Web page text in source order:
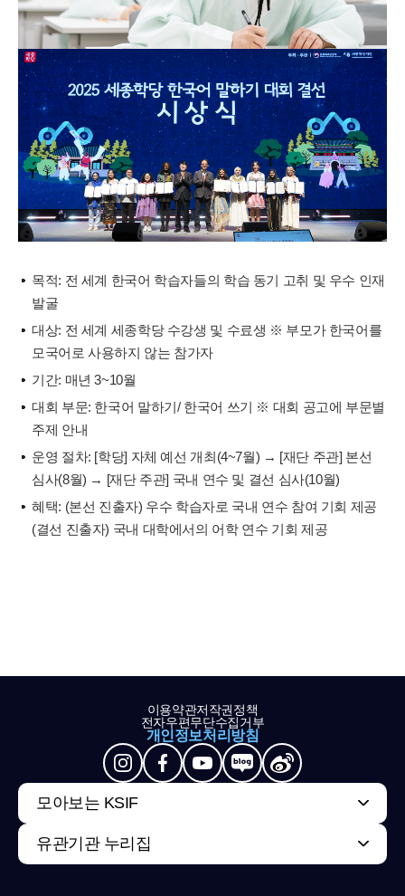
목적: 전 세계 한국어 학습자들의 학습 동기 고취 및 우수 인재
발굴
대상: 전 세계 세종학당 수강생 및 수료생 ※ 부모가 한국어를
모국어로 사용하지 않는 참가자
기간: 매년 3~10월
대회 부문: 한국어 말하기/ 한국어 쓰기 ※ 대회 공고에 부문별
주제 안내
운영 절차: [학당] 자체 예선 개최(4~7월) → [재단 주관] 본선
심사(8월) → [재단 주관] 국내 연수 및 결선 심사(10월)
혜택: (본선 진출자) 우수 학습자로 국내 연수 참여 기회 제공
(결선 진출자) 국내 대학에서의 어학 연수 기회 제공
이용약관저작권정책
전자우편무단수집거부
개인정보처리방침
모아보는 KSIF
유관기관 누리집